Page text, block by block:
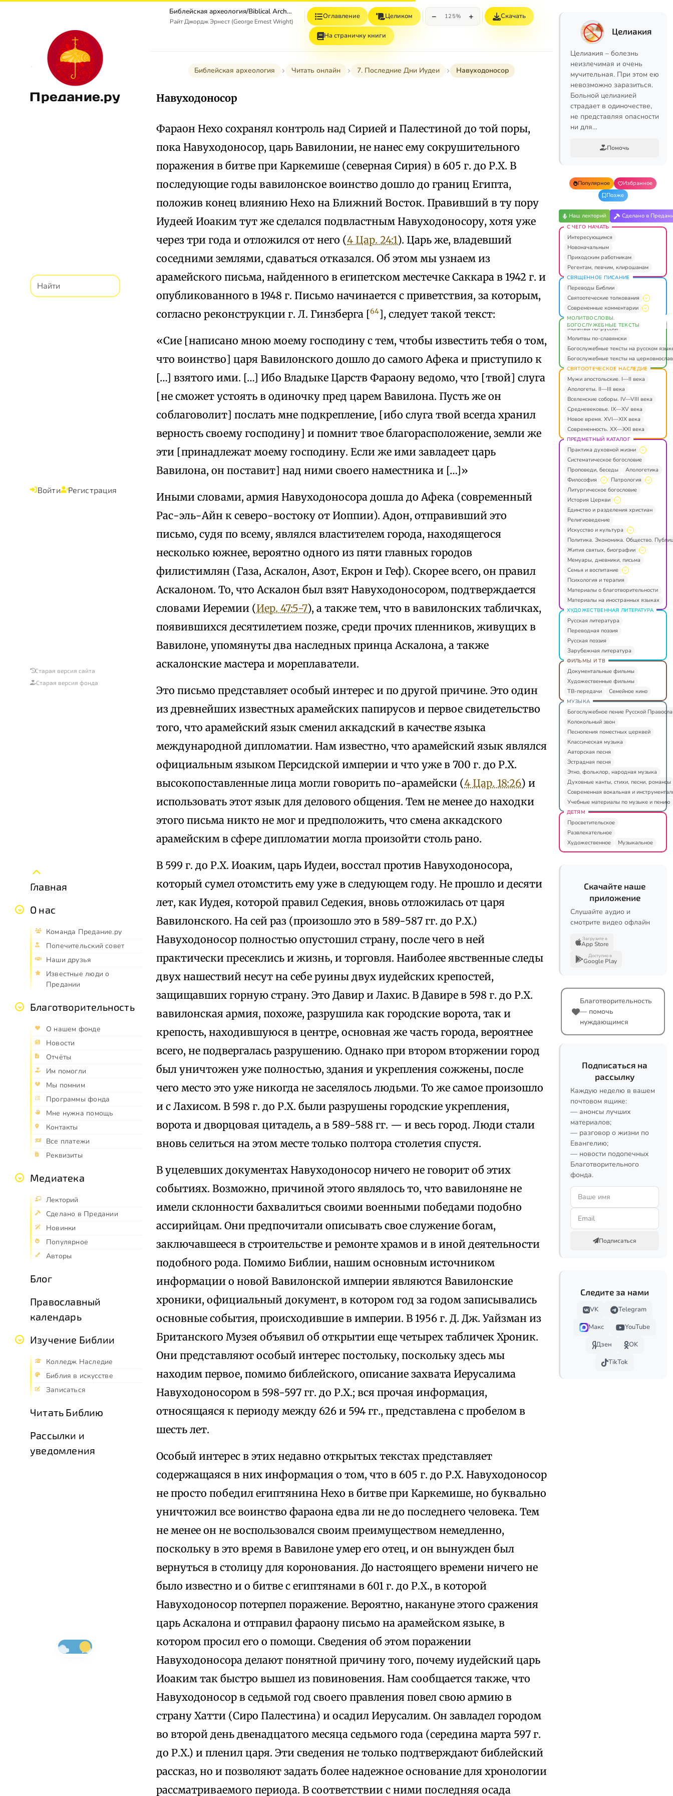
Предание.ру
Войти Регистрация
Старая версия сайта
Старая версия фонда
Главная
О нас
Команда Предание.ру
Попечительский совет
Наши друзья
Известные люди о
Предании
Благотворительность
О нашем фонде
Новости
Отчёты
Им помогли
Мы помним
Программы фонда
Мне нужна помощь
Контакты
Все платежи
Реквизиты
Медиатека
Лекторий
Сделано в Предании
Новинки
Популярное
Авторы
Блог
Православный
календарь
Изучение Библии
Колледж Наследие
Библия в искусстве
Записаться
Читать Библию
Рассылки и
уведомления
Библейская археология/Biblical Archaeology
Райт Джордж Эрнест (George Ernest Wright)
Оглавление Целиком − 125% + Скачать
На страничку книги
Библейская археология Читать онлайн 7. Последние Дни Иудеи Навуходоносор
Навуходоносор
Фараон Нехо сохранял контроль над Сирией и Палестиной до той поры,
пока Навуходоносор, царь Вавилонии, не нанес ему сокрушительного
поражения в битве при Каркемише (северная Сирия) в 605 г. до Р.Х. В
последующие годы вавилонское воинство дошло до границ Египта,
положив конец влиянию Нехо на Ближний Восток. Правивший в ту пору
Иудеей Иоаким тут же сделался подвластным Навуходоносору, хотя уже
через три года и отложился от него (4 Цар. 24:1). Царь же, владевший
соседними землями, сдаваться отказался. Об этом мы узнаем из
арамейского письма, найденного в египетском местечке Саккара в 1942 г. и
опубликованного в 1948 г. Письмо начинается с приветствия, за которым,
согласно реконструкции г. Л. Гинзберга [64], следует такой текст:
«Сие [написано мною моему господину с тем, чтобы известить тебя о том,
что воинство] царя Вавилонского дошло до самого Афека и приступило к
[…] взятого ими. […] Ибо Владыке Царств Фараону ведомо, что [твой] слуга
[не сможет устоять в одиночку пред царем Вавилона. Пусть же он
соблаговолит] послать мне подкрепление, [ибо слуга твой всегда хранил
верность своему господину] и помнит твое благорасположение, земли же
эти [принадлежат моему господину. Если же ими завладеет царь
Вавилона, он поставит] над ними своего наместника и […]»
Иными словами, армия Навуходоносора дошла до Афека (современный
Рас-эль-Айн к северо-востоку от Иоппии). Адон, отправивший это
письмо, судя по всему, являлся властителем города, находящегося
несколько южнее, вероятно одного из пяти главных городов
филистимлян (Газа, Аскалон, Азот, Екрон и Геф). Скорее всего, он правил
Аскалоном. То, что Аскалон был взят Навуходоносором, подтверждается
словами Иеремии (Иер. 47:5-7), а также тем, что в вавилонских табличках,
появившихся десятилетием позже, среди прочих пленников, живущих в
Вавилоне, упомянуты два наследных принца Аскалона, а также
аскалонские мастера и мореплаватели.
Это письмо представляет особый интерес и по другой причине. Это один
из древнейших известных арамейских папирусов и первое свидетельство
того, что арамейский язык сменил аккадский в качестве языка
международной дипломатии. Нам известно, что арамейский язык являлся
официальным языком Персидской империи и что уже в 700 г. до Р.Х.
высокопоставленные лица могли говорить по-арамейски (4 Цар. 18:26) и
использовать этот язык для делового общения. Тем не менее до находки
этого письма никто не мог и предположить, что смена аккадского
арамейским в сфере дипломатии могла произойти столь рано.
В 599 г. до Р.Х. Иоаким, царь Иудеи, восстал против Навуходоносора,
который сумел отомстить ему уже в следующем году. Не прошло и десяти
лет, как Иудея, которой правил Седекия, вновь отложилась от царя
Вавилонского. На сей раз (произошло это в 589-587 гг. до Р.Х.)
Навуходоносор полностью опустошил страну, после чего в ней
практически пресеклись и жизнь, и торговля. Наиболее явственные следы
двух нашествий несут на себе руины двух иудейских крепостей,
защищавших горную страну. Это Давир и Лахис. В Давире в 598 г. до Р.Х.
вавилонская армия, похоже, разрушила как городские ворота, так и
крепость, находившуюся в центре, основная же часть города, вероятнее
всего, не подвергалась разрушению. Однако при втором вторжении город
был уничтожен уже полностью, здания и укрепления сожжены, после
чего место это уже никогда не заселялось людьми. То же самое произошло
и с Лахисом. В 598 г. до Р.Х. были разрушены городские укрепления,
ворота и дворцовая цитадель, а в 589-588 гг. — и весь город. Люди стали
вновь селиться на этом месте только полтора столетия спустя.
В уцелевших документах Навуходоносор ничего не говорит об этих
событиях. Возможно, причиной этого являлось то, что вавилоняне не
имели склонности бахвалиться своими военными победами подобно
ассирийцам. Они предпочитали описывать свое служение богам,
заключавшееся в строительстве и ремонте храмов и в иной деятельности
подобного рода. Помимо Библии, нашим основным источником
информации о новой Вавилонской империи являются Вавилонские
хроники, официальный документ, в котором год за годом записывались
основные события, происходившие в империи. В 1956 г. Д. Дж. Уайзман из
Британского Музея объявил об открытии еще четырех табличек Хроник.
Они представляют особый интерес постольку, поскольку здесь мы
находим первое, помимо библейского, описание захвата Иерусалима
Навуходоносором в 598-597 гг. до Р.Х.; вся прочая информация,
относящаяся к периоду между 626 и 594 гг., представлена с пробелом в
шесть лет.
Особый интерес в этих недавно открытых текстах представляет
содержащаяся в них информация о том, что в 605 г. до Р.Х. Навуходоносор
не просто победил египтянина Нехо в битве при Каркемише, но буквально
уничтожил все воинство фараона едва ли не до последнего человека. Тем
не менее он не воспользовался своим преимуществом немедленно,
поскольку в это время в Вавилоне умер его отец, и он вынужден был
вернуться в столицу для коронования. До настоящего времени ничего не
было известно и о битве с египтянами в 601 г. до Р.Х., в которой
Навуходоносор потерпел поражение. Вероятно, накануне этого сражения
царь Аскалона и отправил фараону письмо на арамейском языке, в
котором просил его о помощи. Сведения об этом поражении
Навуходоносора делают понятной причину того, почему иудейский царь
Иоаким так быстро вышел из повиновения. Нам сообщается также, что
Навуходоносор в седьмой год своего правления повел свою армию в
страну Хатти (Сиро Палестина) и осадил Иерусалим. Он завладел городом
во второй день двенадцатого месяца седьмого года (середина марта 597 г.
до Р.Х.) и пленил царя. Эти сведения не только подтверждают библейский
рассказ, но и позволяют задать более надежное основание для хронологии
рассматриваемого периода. В соответствии с ними последняя осада
Целиакия
Целиакия – болезнь
неизлечимая и очень
мучительная. При этом ею
невозможно заразиться.
Больной целиакией
страдает в одиночестве,
не представляя опасности
ни для…
Помочь
Популярное
Избранное
Позже
Наш лекторий Сделано в
С ЧЕГО НАЧАТЬ
Интересующимся
Новоначальным
Приходским работникам
Регентам, певчим, клирошанам
СВЯЩЕННОЕ ПИСАНИЕ
Переводы Библии
Святоотеческие толкования
Современные комментарии
МОЛИТВОСЛОВЫ.
БОГОСЛУЖЕБНЫЕ ТЕКСТЫ
Молитвы по-русски
Молитвы по-славянски
Богослужебные тексты на русском
Богослужебные тексты на
СВЯТООТЕЧЕСКОЕ НАСЛЕДИЕ
Мужи апостольские. I—II века
Апологеты. II—III века
Вселенские соборы. IV—VIII века
Средневековье. IX—XV века
Новое время. XVI—XIX века
Современность. XX—XXI века
ПРЕДМЕТНЫЙ КАТАЛОГ
Практика духовной жизни
Систематическое богословие
Проповеди, беседы
Апологетика
Философия
Патрология
Литургическое богословие
История Церкви
Единство и разделения христиан
Религиоведение
Искусство и культура
Политика. Экономика. Общество.
Жития святых, биографии
Мемуары, дневники, письма
Семья и воспитание
Психология и терапия
Материалы о благотворительности
Материалы на иностранных языках
ХУДОЖЕСТВЕННАЯ ЛИТЕРАТУРА
Русская литература
Переводная поэзия
Русская поэзия
Зарубежная литература
ФИЛЬМЫ И ТВ
Документальные фильмы
Художественные фильмы
ТВ-передачи
Семейное кино
МУЗЫКА
Богослужебное пение Русской
Колокольный звон
Песнопения поместных церквей
Классическая музыка
Авторская песня
Эстрадная песня
Этно, фольклор, народная музыка
Духовные канты, стихи, песни, романсы
Современная вокальная и
Учебные материалы по музыке и пению
ДЕТЯМ
Просветительское
Развлекательное
Художественное
Музыкальное
Скачайте наше
приложение
Слушайте аудио и
смотрите видео офлайн
Загрузите в
App Store
Доступно в
Google Play
Благотворительность
— помочь
нуждающимся
Подписаться на
рассылку
Каждую неделю в вашем
почтовом ящике:
— анонсы лучших
материалов;
— разговор о жизни по
Евангелию;
— новости подопечных
Благотворительного
фонда.
Подписаться
Следите за нами
VK
Telegram
Макс
YouTube
Дзен
OK
TikTok